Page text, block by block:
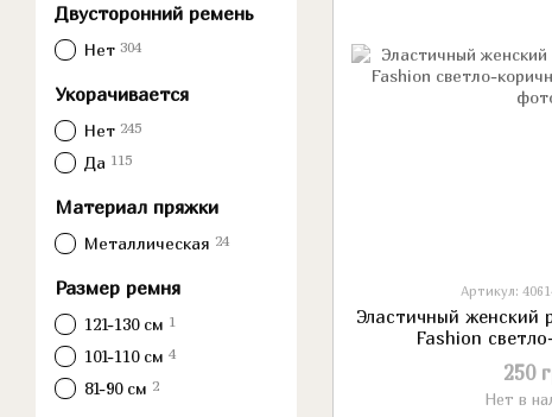
Артикул:
Эластичный женский
Fashion
250
Нет в
Двусторонний ремень
Нет 304
Укорачивается
Нет 245
Да 115
Материал пряжки
Металлическая 24
Размер ремня
121-130 см 1
101-110 см 4
81-90 см 2